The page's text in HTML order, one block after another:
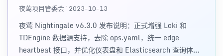
夜莺项目管委会 · 2023-10-13
夜莺 Nightingale v6.3.0 发布说明：正式增强 Loki 和
TDEngine 数据源支持，去除 ops.yaml，统一 edge
heartbeat 接口，并优化仪表盘和 Elasticsearch 查询体